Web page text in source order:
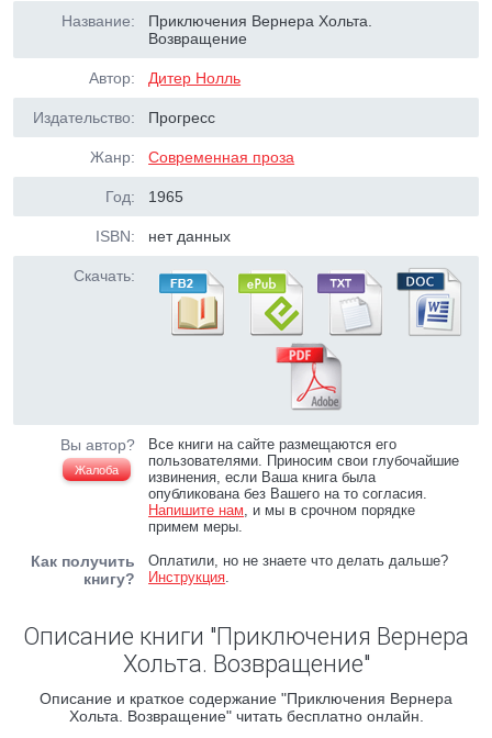
Название:
Приключения Вернера Хольта.
Возвращение
Автор: Дитер Нолль
Издательство: Прогресс
Жанр: Современная проза
Год: 1965
ISBN: нет данных
Скачать:
Вы автор?
Жалоба
Все книги на сайте размещаются его
пользователями. Приносим свои глубочайшие
извинения, если Ваша книга была
опубликована без Вашего на то согласия.
Напишите нам, и мы в срочном порядке
примем меры.
Как получить
книгу?
Оплатили, но не знаете что делать дальше?
Инструкция.
Описание книги "Приключения Вернера
Хольта. Возвращение"
Описание и краткое содержание "Приключения Вернера
Хольта. Возвращение" читать бесплатно онлайн.